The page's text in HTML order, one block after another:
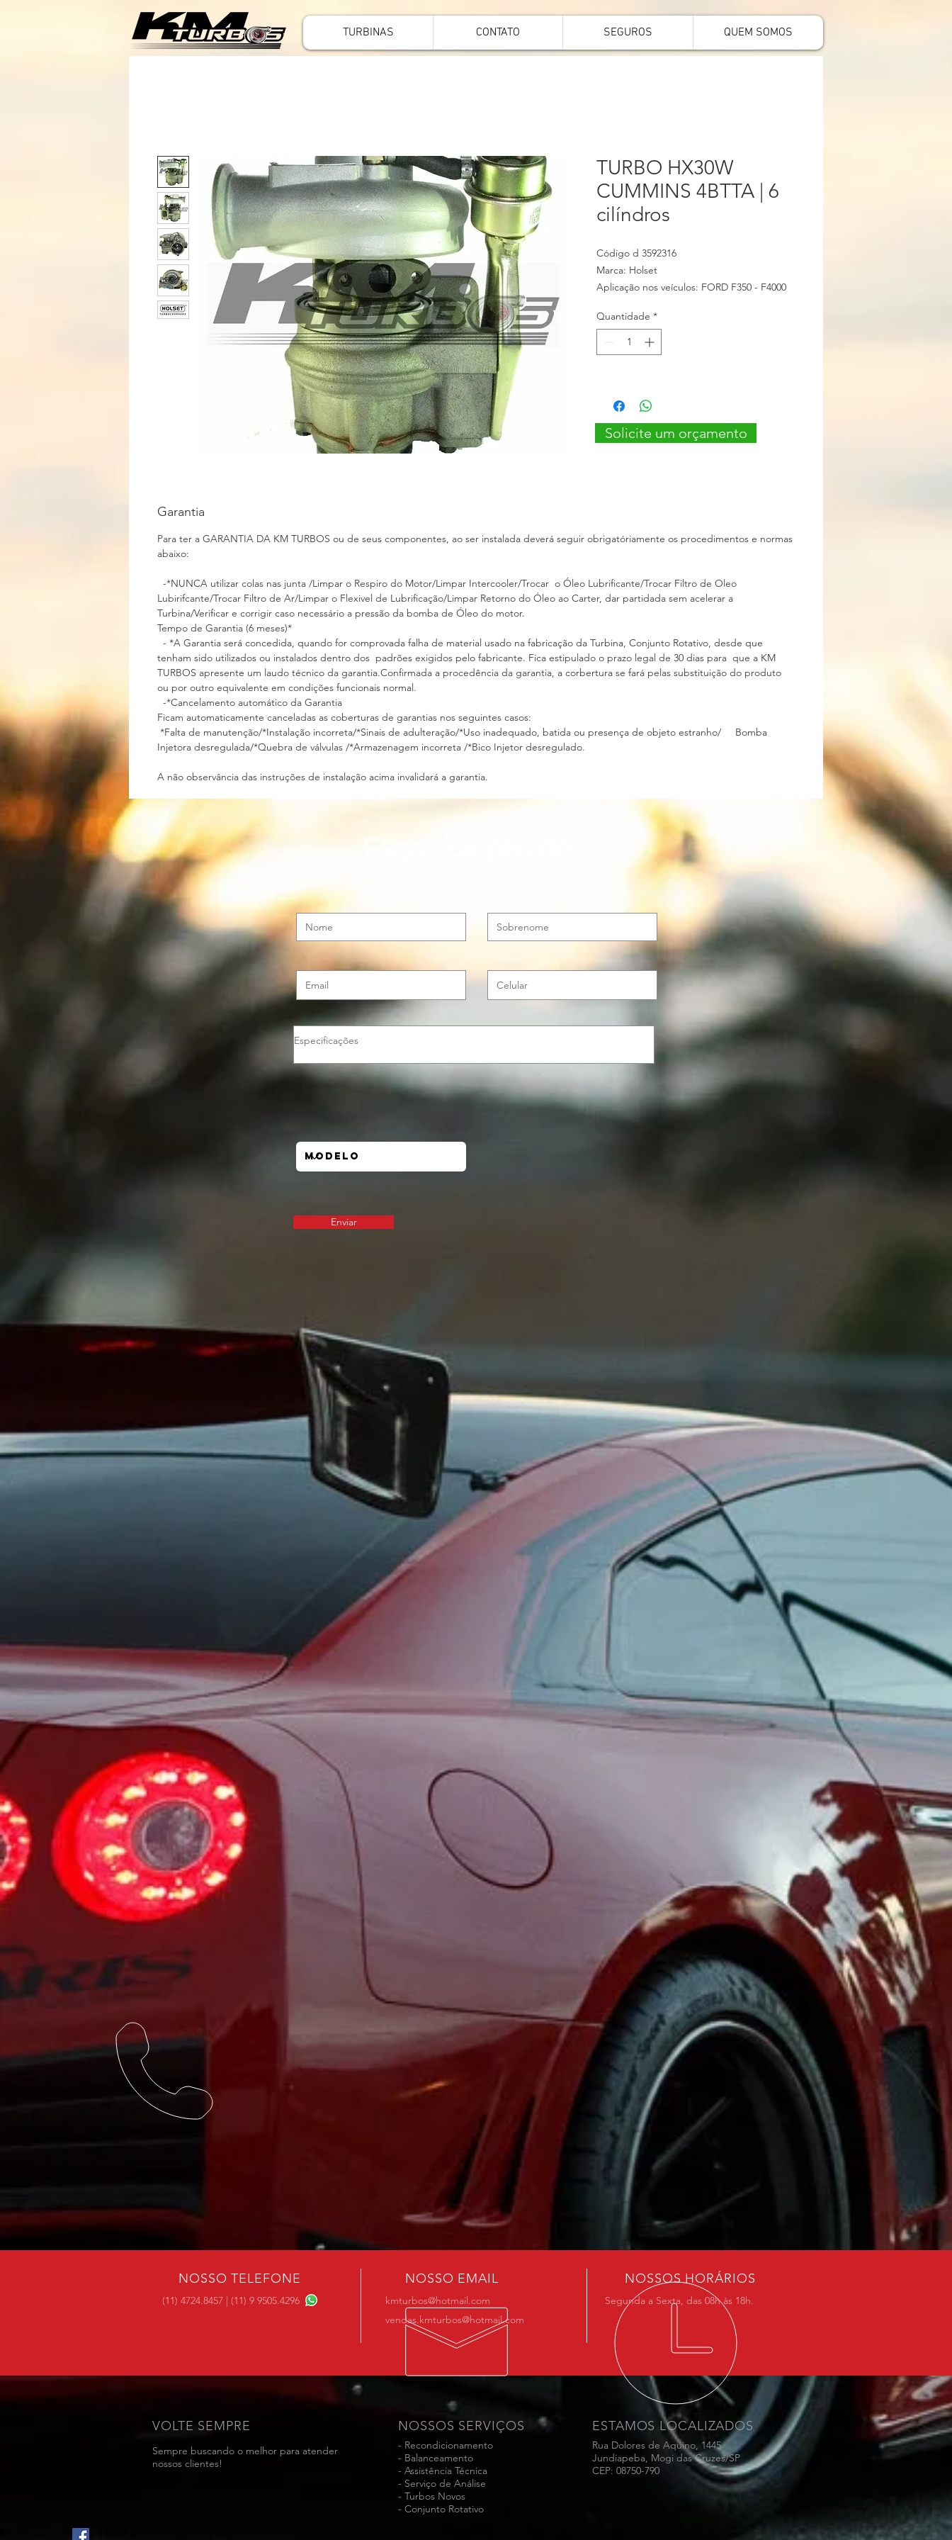
TURBO HX30W
CUMMINS 4BTTA | 6
cilíndros
Código d 3592316
Marca: Holset
Aplicação nos veículos: FORD F350 - F4000
Motor: CUMMINS 4BTTA | 6 cilíndros
OBS: Turbo remanufaturada com conjunto
rotativo novo (Garantia de 3 meses)
Quantidade *
Garantia
Para ter a GARANTIA DA KM TURBOS ou de seus componentes, ao ser instalada deverá seguir obrigatóriamente os procedimentos e normas
abaixo:
-*NUNCA utilizar colas nas junta /Limpar o Respiro do Motor/Limpar Intercooler/Trocar o Óleo Lubrificante/Trocar Filtro de Oleo
Lubirifcante/Trocar Filtro de Ar/Limpar o Flexivel de Lubrificação/Limpar Retorno do Óleo ao Carter, dar partidada sem acelerar a
Turbina/Verificar e corrigir caso necessário a pressão da bomba de Óleo do motor.
Tempo de Garantia (6 meses)*
- *A Garantia será concedida, quando for comprovada falha de material usado na fabricação da Turbina, Conjunto Rotativo, desde que
tenham sido utilizados ou instalados dentro dos padrões exigidos pelo fabricante. Fica estipulado o prazo legal de 30 dias para que a KM
TURBOS apresente um laudo técnico da garantia.Confirmada a procedência da garantia, a corbertura se fará pelas substituição do produto
ou por outro equivalente em condições funcionais normal.
-*Cancelamento automático da Garantia
Ficam automaticamente canceladas as coberturas de garantias nos seguintes casos:
*Falta de manutenção/*Instalação incorreta/*Sinais de adulteração/*Uso inadequado, batida ou presença de objeto estranho/ Bomba
Injetora desregulada/*Quebra de válvulas /*Armazenagem incorreta /*Bico Injetor desregulado.
A não observância das instruções de instalação acima invalidará a garantia.
Faça seu pedido
Enviar
Solicite um orçamento
QUEM SOMOS
SEGUROS
CONTATO
TURBINAS
NOSSO TELEFONE
(11) 4724.8457 | (11) 9 9505.4296
NOSSO EMAIL
kmturbos@hotmail.com
vendas.kmturbos@hotmail.com
NOSSOS HORÁRIOS
Segunda a Sexta, das 08h às 18h.
VOLTE SEMPRE
Sempre buscando o melhor para atender
nossos clientes!
NOSSOS SERVIÇOS ESTAMOS LOCALIZADOS
- Recondicionamento
- Balanceamento
- Assistência Técnica
- Serviço de Análise
- Turbos Novos
- Conjunto Rotativo
Rua Dolores de Aquino, 1445
Jundiapeba, Mogi das Cruzes/SP
CEP: 08750-790